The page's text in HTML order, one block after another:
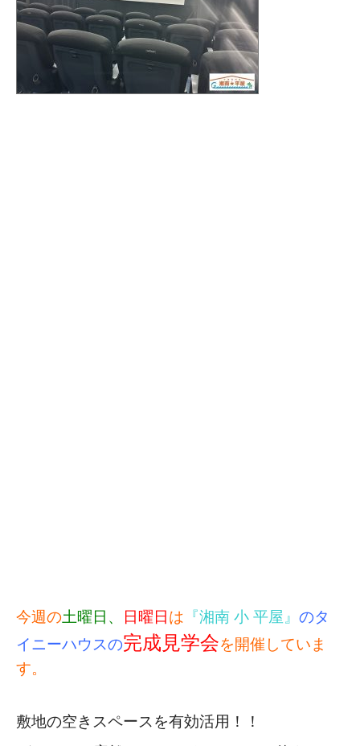
今週の土曜日、 日曜日 は 『湘南 小 平屋』 のタ
イニーハウスの完成見学会を開催していま
す。
敷地の空きスペースを有効活用！！